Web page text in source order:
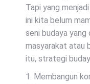
Tapi yang
ini kita belum
seni budaya yang
masyarakat atau
itu, strategi
1. Membangun